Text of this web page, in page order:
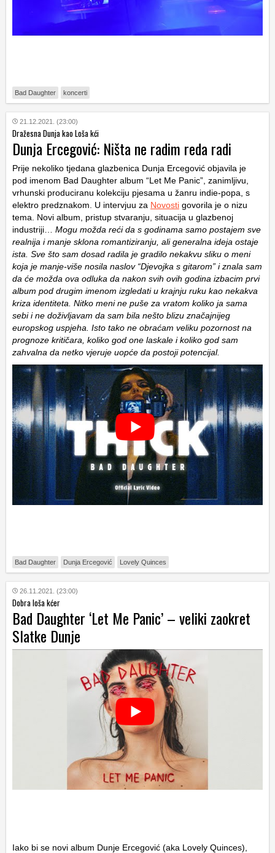
Bad Daughter koncerti
21.12.2021. (23:00)
Dražesna Dunja kao Loša kći
Dunja Ercegović: Ništa ne radim reda radi
Prije nekoliko tjedana glazbenica Dunja Ercegović objavila je
pod imenom Bad Daughter album “Let Me Panic”, zanimljivu,
vrhunski produciranu kolekciju pjesama u žanru indie-popa, s
elektro predznakom. U intervjuu za Novosti govorila je o nizu
tema. Novi album, pristup stvaranju, situacija u glazbenoj
industriji… Mogu možda reći da s godinama samo postajem sve
realnija i manje sklona romantiziranju, ali generalna ideja ostaje
ista. Sve što sam dosad radila je gradilo nekakvu sliku o meni
koja je manje-više nosila naslov “Djevojka s gitarom” i znala sam
da će možda ova odluka da nakon svih ovih godina izbacim prvi
album pod drugim imenom izgledati u krajnju ruku kao nekakva
kriza identiteta. Nitko meni ne puše za vratom koliko ja sama
sebi i ne doživljavam da sam bila nešto blizu značajnijeg
europskog uspjeha. Isto tako ne obraćam veliku pozornost na
prognoze kritičara, koliko god one laskale i koliko god sam
zahvalna da netko vjeruje uopće da postoji potencijal.
Bad Daughter Dunja Ercegović Lovely Quinces
26.11.2021. (23:00)
Dobra loša kćer
Bad Daughter ‘Let Me Panic’ – veliki zaokret
Slatke Dunje
Iako bi se novi album Dunje Ercegović (aka Lovely Quinces),